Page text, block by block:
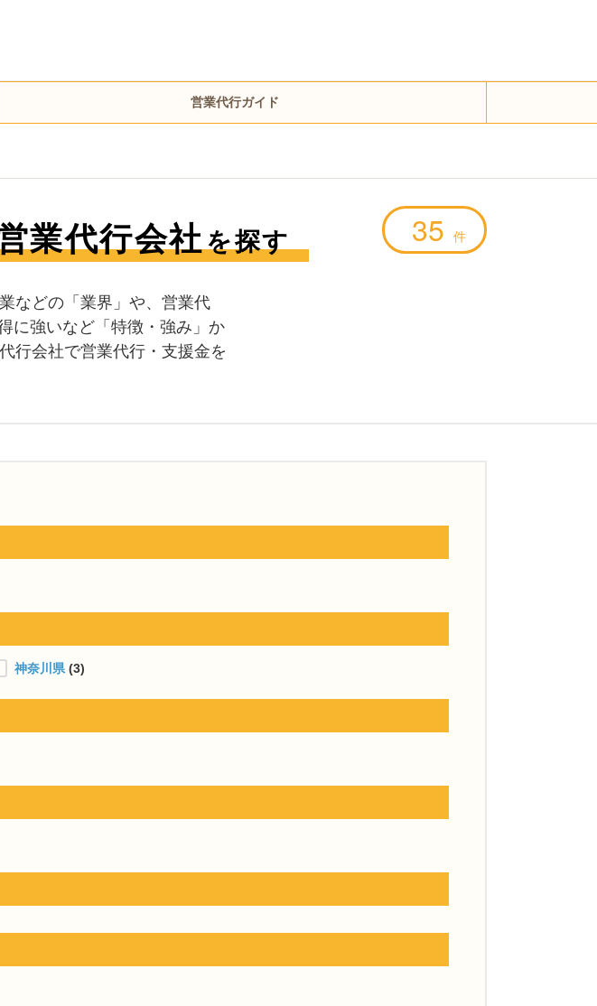
営業代行ガイド
35 件
業代行会社 を探す
などの「業界」や、営業代
に強いなど「特徴・強み」か
行会社で営業代行・支援金を
神奈川県 (3)